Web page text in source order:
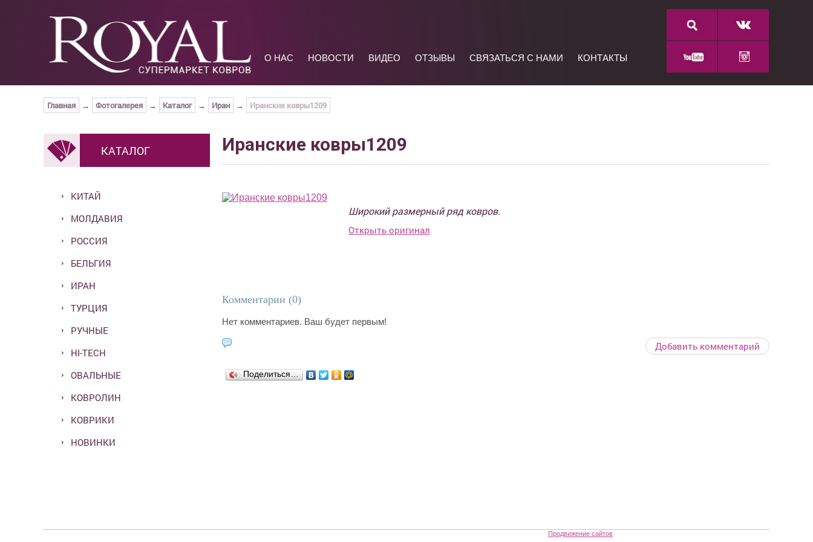
О НАС НОВОСТИ ВИДЕО ОТЗЫВЫ СВЯЗАТЬСЯ С НАМИ КОНТАКТЫ
Главная → Фотогалерея → Каталог → Иран → Иранские ковры1209
КАТАЛОГ
КИТАЙ
МОЛДАВИЯ
РОССИЯ
БЕЛЬГИЯ
ИРАН
ТУРЦИЯ
РУЧНЫЕ
HI-TECH
ОВАЛЬНЫЕ
КОВРОЛИН
КОВРИКИ
НОВИНКИ
Иранские ковры1209
Широкий размерный ряд ковров.
Открыть оригинал
Комментарии (0)
Нет комментариев. Ваш будет первым!
Добавить комментарий
Поделиться…
Продвижение сайтов